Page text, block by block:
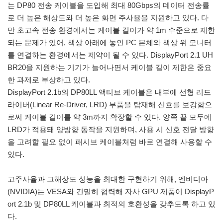
는 DP80 전송 케이블을 도입해 최대 80Gbps의 데이터 전송률
로 더 높은 해상도와 더 높은 화면 주사율을 지원하고 있다. 다
만 초고속 전송 환경에서는 케이블 길이가 약 1m 수준으로 제한
되는 문제가 있어, 책상 아래에 놓인 PC 본체와 책상 위 모니터
를 연결하는 환경에서는 제약이 될 수 있다. DisplayPort 2.1 UH
BR20을 지원하는 기기가 늘어나면서 케이블 길이 제한은 중요
한 과제로 부상하고 있다.
DisplayPort 2.1b의 DP80LL 액티브 케이블은 내부에 선형 리드
라이버(Linear Re-Driver, LRD) 부품을 탑재해 신호를 보강함으
로써 케이블 길이를 약 3m까지 확장할 수 있다. 양쪽 끝 모두에
LRD가 적용돼 양방향 동작을 지원하며, 사용 시 신호 전달 방향
을 고려할 필요 없이 패시브 케이블처럼 바로 연결해 사용할 수
있다.
고주사율과 고해상도 성능을 최대한 구현하기 위해, 엔비디아
(NVIDIA)는 VESA와 긴밀히 협력해 자사 GPU 제품이 DisplayP
ort 2.1b 및 DP80LL 케이블과 최적의 호환성을 갖추도록 하고 있
다.